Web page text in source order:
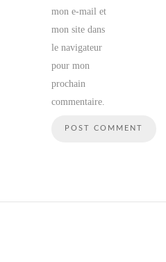
mon e-mail et
mon site dans
le navigateur
pour mon
prochain
commentaire.